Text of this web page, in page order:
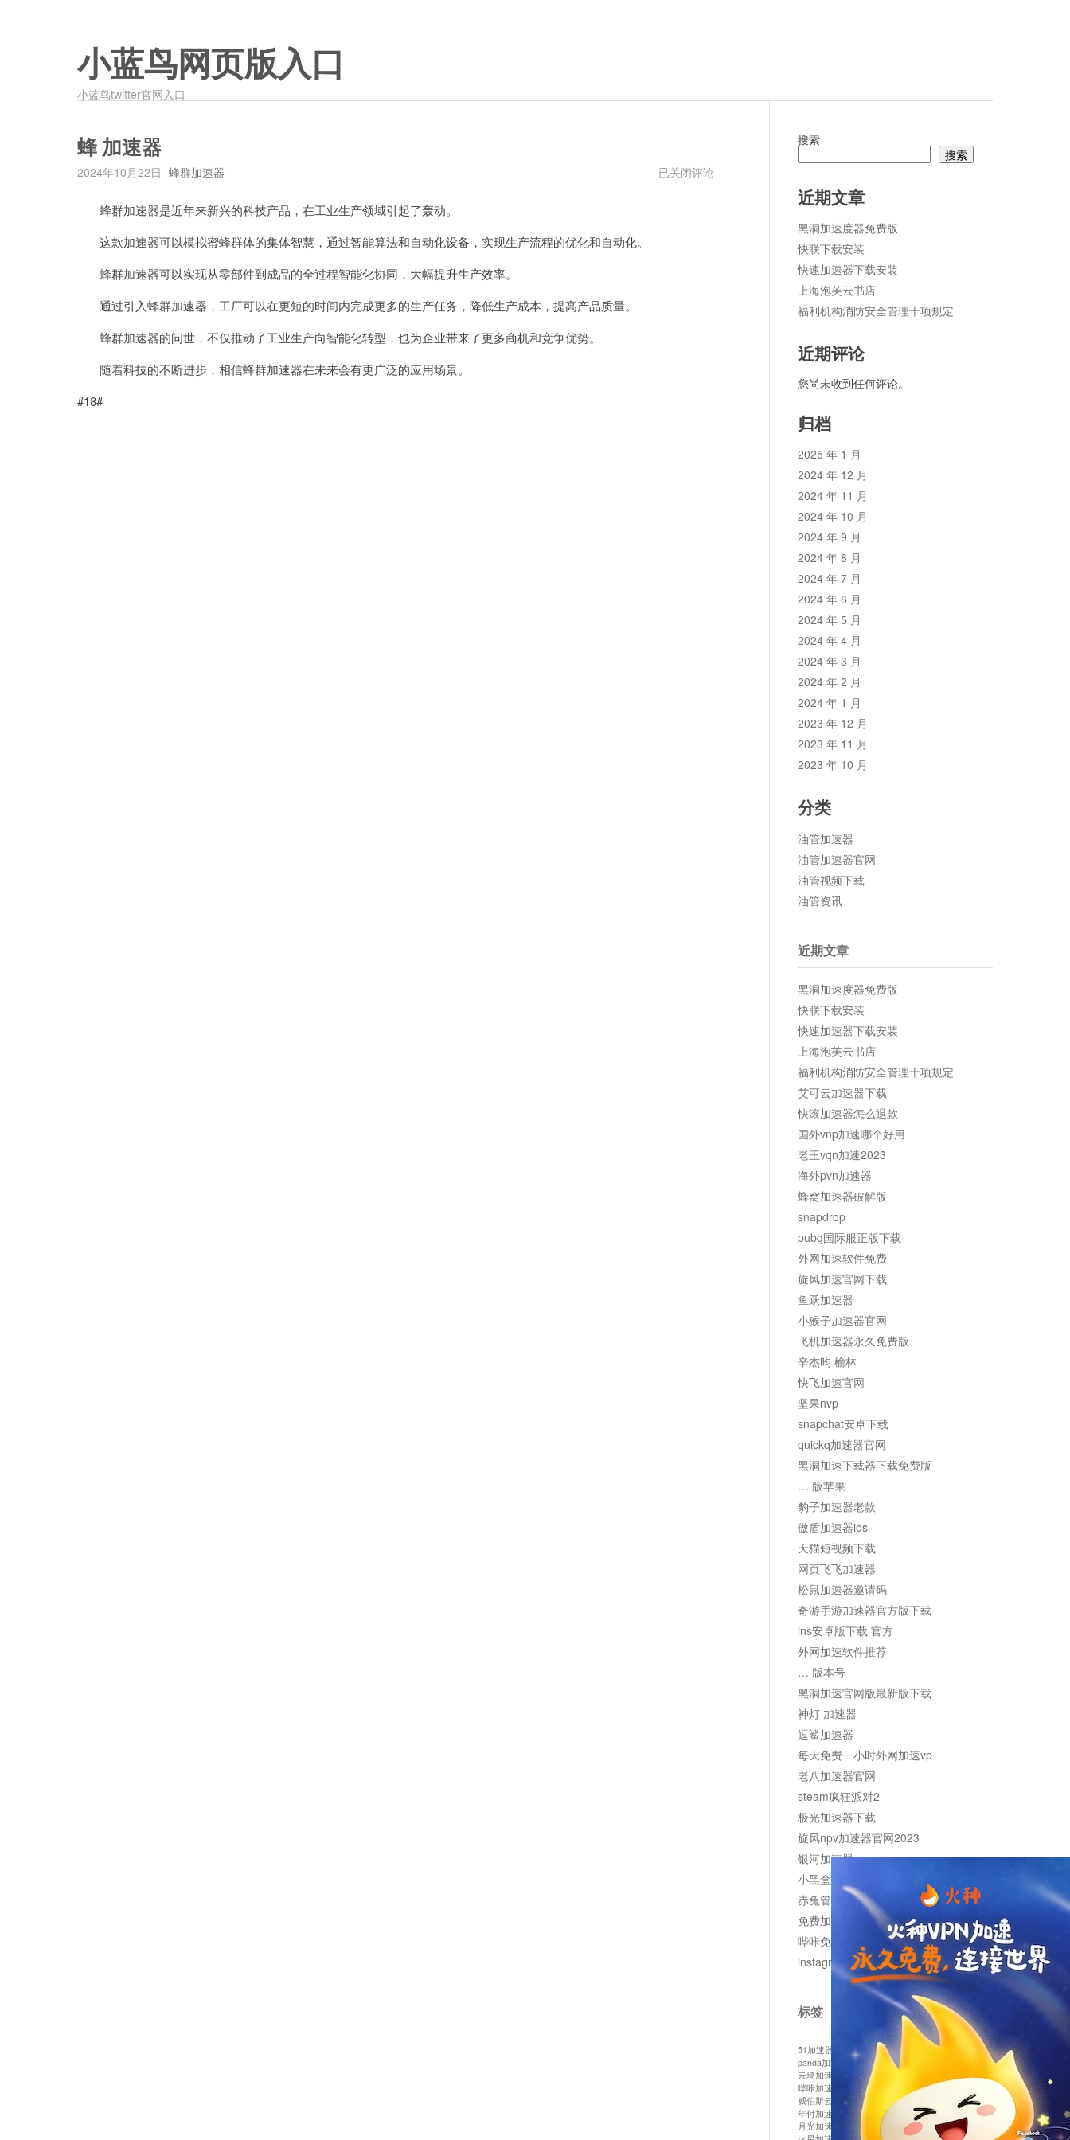
小蓝鸟网页版入口
小蓝鸟twitter官网入口
蜂 加速器
2024年10月22日 蜂群加速器
蜂
已关闭评论
蜂群加速器是近年来新兴的科技产品，在工业生产领域引起了轰动。
这款加速器可以模拟蜜蜂群体的集体智慧，通过智能算法和自动化设备，实现生产流程的优化和自动化。
蜂群加速器可以实现从零部件到成品的全过程智能化协同，大幅提升生产效率。
通过引入蜂群加速器，工厂可以在更短的时间内完成更多的生产任务，降低生产成本，提高产品质量。
蜂群加速器的问世，不仅推动了工业生产向智能化转型，也为企业带来了更多商机和竞争优势。
随着科技的不断进步，相信蜂群加速器在未来会有更广泛的应用场景。
#18#
搜索
搜索
近期文章
黑洞加速度器免费版
快联下载安装
快速加速器下载安装
上海泡芙云书店
福利机构消防安全管理十项规定
近期评论
您尚未收到任何评论。
归档
2025 年 1 月
2024 年 12 月
2024 年 11 月
2024 年 10 月
2024 年 9 月
2024 年 8 月
2024 年 7 月
2024 年 6 月
2024 年 5 月
2024 年 4 月
2024 年 3 月
2024 年 2 月
2024 年 1 月
2023 年 12 月
2023 年 11 月
2023 年 10 月
分类
油管加速器
油管加速器官网
油管视频下载
油管资讯
近期文章
黑洞加速度器免费版
快联下载安装
快速加速器下载安装
上海泡芙云书店
福利机构消防安全管理十项规定
艾可云加速器下载
快滚加速器怎么退款
国外vnp加速哪个好用
老王vqn加速2023
海外pvn加速器
蜂窝加速器破解版
snapdrop
pubg国际服正版下载
外网加速软件免费
旋风加速官网下载
鱼跃加速器
小猴子加速器官网
飞机加速器永久免费版
辛杰昀 榆林
快飞加速官网
坚果nvp
snapchat安卓下载
quickq加速器官网
黑洞加速下载器下载免费版
… 版苹果
豹子加速器老款
傲盾加速器ios
天猫短视频下载
网页飞飞加速器
松鼠加速器邀请码
奇游手游加速器官方版下载
ins安卓版下载 官方
外网加速软件推荐
… 版本号
黑洞加速官网版最新版下载
神灯 加速器
逗鲨加速器
每天免费一小时外网加速vp
老八加速器官网
steam疯狂派对2
极光加速器下载
旋风npv加速器官网2023
银河加速器
小黑盒加速器加速
赤兔管理平台
免费加速器
哔咔免费加速服务器
instagram网页版登录入口
标签
51加速器 bitznet hidecat i7加速器
kuai500
panda加速器
snap加速器 vp加速器
中信加速器
云墙加速器
云速加速器
哔咔加速器
哔咔哔咔加速器 喵云 回锅肉加速器
威伯斯云
小明加速器 小蓝鸟加速器
布谷vp加速器
年付加速器
心阶云 快连 怎么上外网
易飞加速器
月光加速器
机场加速器 松果云 梯子加速器